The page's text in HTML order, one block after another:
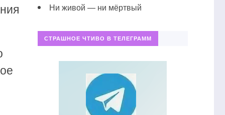
Ни живой — ни мёртвый
СТРАШНОЕ ЧТИВО В ТЕЛЕГРАММ